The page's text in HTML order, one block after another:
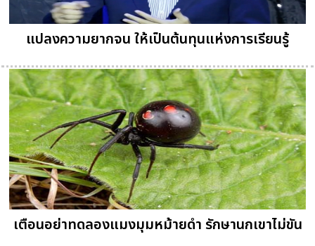
แปลงความยากจน ให้เป็นต้นทุนแห่งการเรียนรู้
เตือนอย่าทดลองแมงมุมหม้ายดำ รักษานกเขาไม่ขัน